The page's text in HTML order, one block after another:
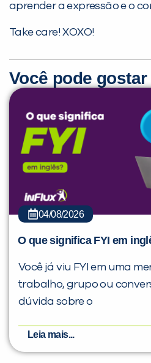
aprender a expressão e o
Take care! XOXO!
Você pode
04/08/2026
O que significa FYI em
Você já viu FYI em uma
trabalho, grupo ou
dúvida sobre o
Leia mais...